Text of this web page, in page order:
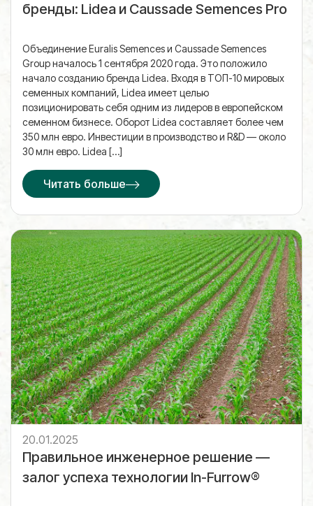
бренды: Lidea и Caussade Semences Pro
Объединение Euralis Semences и Caussade Semences
Group началось 1 сентября 2020 года. Это положило
начало созданию бренда Lidea. Входя в ТОП-10 мировых
семенных компаний, Lidea имеет целью
позиционировать себя одним из лидеров в европейском
семенном бизнесе. Оборот Lidea составляет более чем
350 млн евро. Инвестиции в производство и R&D — около
30 млн евро. Lidea […]
Читать больше
20.01.2025
Правильное инженерное решение —
залог успеха технологии In-Furrow®